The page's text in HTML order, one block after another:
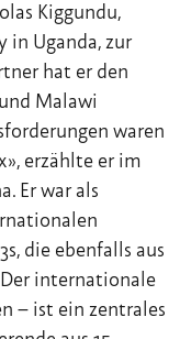
Kiggundu,
in Uganda, zur
hat er den
Malawi
waren
erzählte er im
Er war als
die ebenfalls aus
internationale
– ist ein zentrales